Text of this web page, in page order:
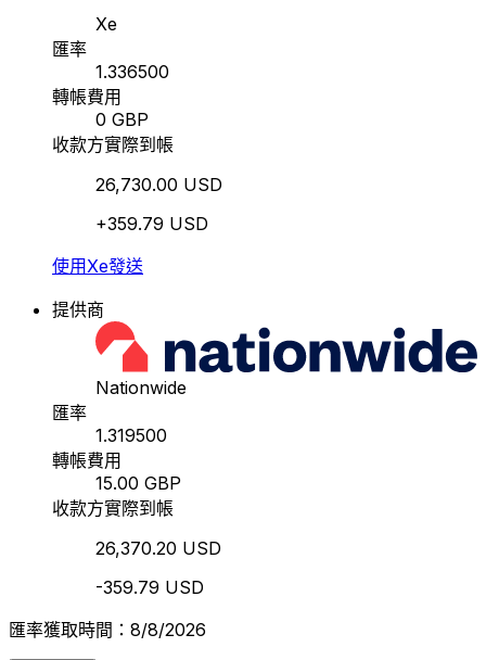
Xe
匯率
1.336500
轉帳費用
0 GBP
收款方實際到帳
26,730.00 USD
+359.79 USD
使用Xe發送
提供商
Nationwide
匯率
1.319500
轉帳費用
15.00 GBP
收款方實際到帳
26,370.20 USD
-359.79 USD
匯率獲取時間：8/8/2026